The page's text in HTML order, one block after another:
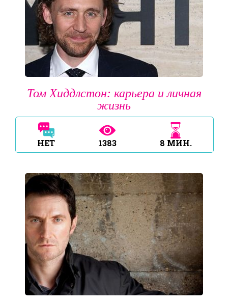
Том Хиддлстон: карьера и личная
жизнь
НЕТ 1383 8 МИН.